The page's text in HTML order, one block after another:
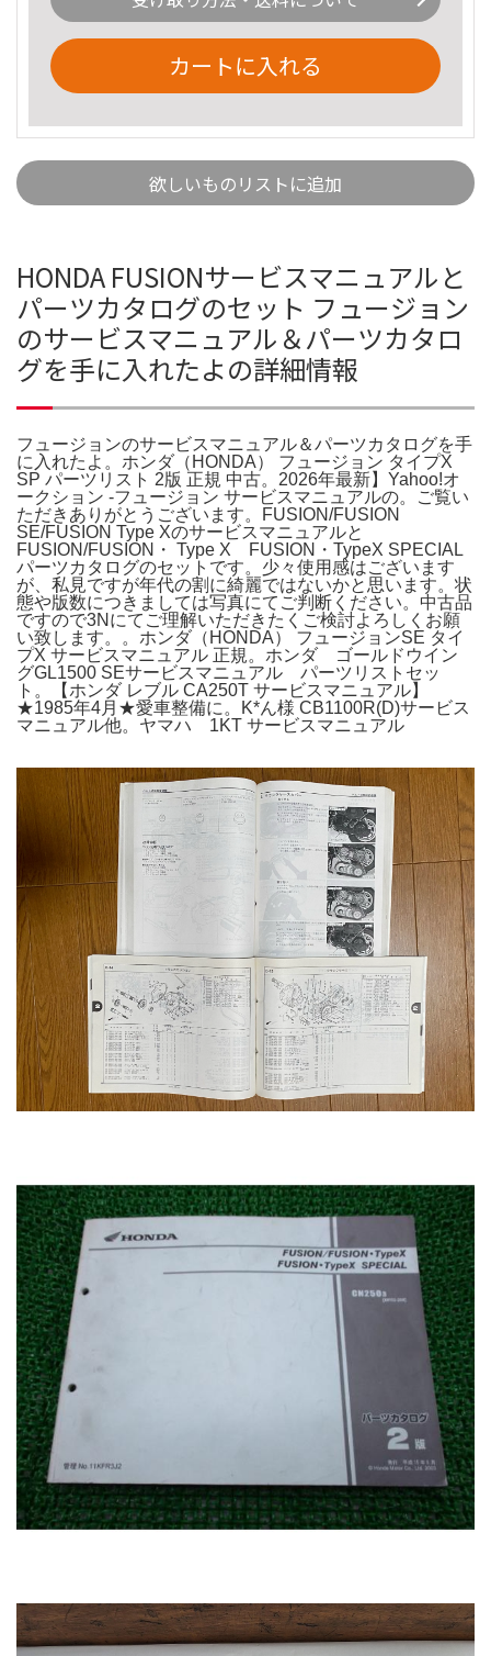
カートに入れる
欲しいものリストに追加
HONDA FUSIONサービスマニュアルと
パーツカタログのセット フュージョン
のサービスマニュアル＆パーツカタロ
グを手に入れたよの詳細情報
フュージョンのサービスマニュアル＆パーツカタログを手
に入れたよ。ホンダ（HONDA） フュージョン タイプX
SP パーツリスト 2版 正規 中古。2026年最新】Yahoo!オ
ークション -フュージョン サービスマニュアルの。ご覧い
ただきありがとうございます。FUSION/FUSION
SE/FUSION Type Xのサービスマニュアルと
FUSION/FUSION・ Type X FUSION・TypeX SPECIAL
パーツカタログのセットです。少々使用感はございます
が、私見ですが年代の割に綺麗ではないかと思います。状
態や版数につきましては写真にてご判断ください。中古品
ですので3Nにてご理解いただきたくご検討よろしくお願
い致します。。ホンダ（HONDA） フュージョンSE タイ
プX サービスマニュアル 正規。ホンダ ゴールドウイン
グGL1500 SEサービスマニュアル パーツリストセッ
ト。【ホンダ レブル CA250T サービスマニュアル】
★1985年4月★愛車整備に。K*ん様 CB1100R(D)サービス
マニュアル他。ヤマハ 1KT サービスマニュアル